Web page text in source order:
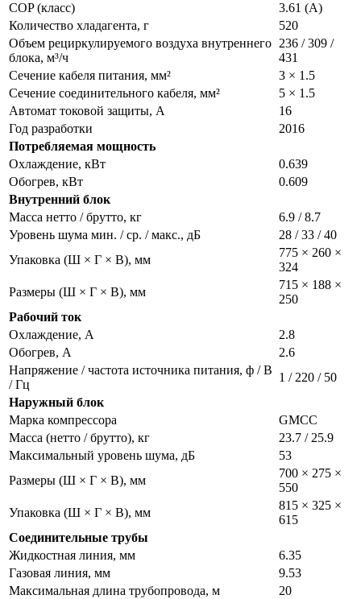
COP (класс)
3.61 (А)
Количество хладагента, г
520
Объем рециркулируемого воздуха внутреннего
блока, м³/ч
236 / 309 /
431
Сечение кабеля питания, мм²
3 × 1.5
Сечение соединительного кабеля, мм²
5 × 1.5
Автомат токовой защиты, A
16
Год разработки
2016
Потребляемая мощность
Охлаждение, кВт
0.639
Обогрев, кВт
0.609
Внутренний блок
Масса нетто / брутто, кг
6.9 / 8.7
Уровень шума мин. / ср. / макс., дБ
28 / 33 / 40
Упаковка (Ш × Г × В), мм
775 × 260 ×
324
Размеры (Ш × Г × В), мм
715 × 188 ×
250
Рабочий ток
Охлаждение, А
2.8
Обогрев, А
2.6
Напряжение / частота источника питания, ф / В
/ Гц
1 / 220 / 50
Наружный блок
Марка компрессора
GMCC
Масса (нетто / брутто), кг
23.7 / 25.9
Максимальный уровень шума, дБ
53
Размеры (Ш × Г × В), мм
700 × 275 ×
550
Упаковка (Ш × Г × В), мм
815 × 325 ×
615
Соединительные трубы
Жидкостная линия, мм
6.35
Газовая линия, мм
9.53
Максимальная длина трубопровода, м
20